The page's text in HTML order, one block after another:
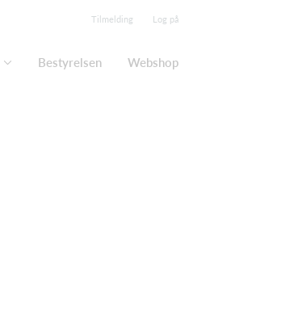
Tilmelding Log på
Bestyrelsen Webshop